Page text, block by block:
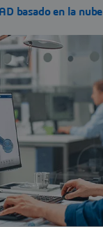
basado en la nube